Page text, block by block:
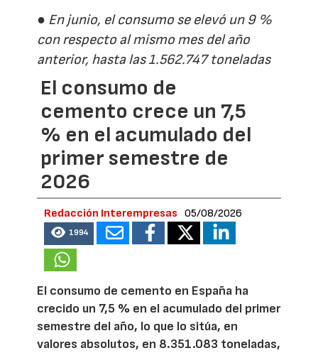
● En junio, el consumo se elevó un 9 %
con respecto al mismo mes del año
anterior, hasta las 1.562.747 toneladas
El consumo de
cemento crece un 7,5
% en el acumulado del
primer semestre de
2026
Redacción Interempresas 05/08/2026
1994
El consumo de cemento en España ha
crecido un 7,5 % en el acumulado del primer
semestre del año, lo que lo sitúa, en
valores absolutos, en 8.351.083 toneladas,